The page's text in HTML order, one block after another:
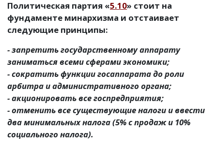
Политическая партия «5.10» стоит на
фундаменте минархизма и отстаивает
следующие принципы:
- запретить государственному аппарату
заниматься всеми сферами экономики;
- сократить функции госаппарата до роли
арбитра и административного органа;
- акционировать все госпредприятия;
- отменить все существующие налоги и ввести
два минимальных налога (5% с продаж и 10%
социального налога).